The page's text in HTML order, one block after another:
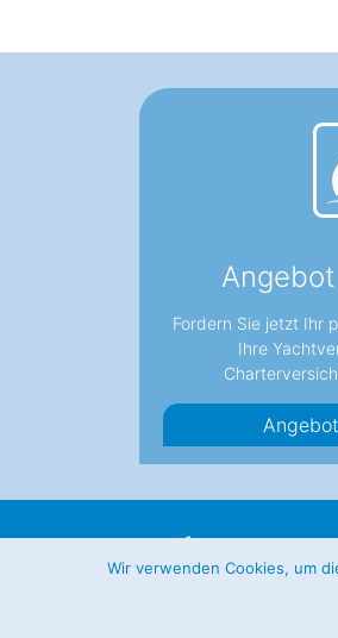
Fordern Sie jetzt Ihr
Ihre
Wir verwenden Cookies, um